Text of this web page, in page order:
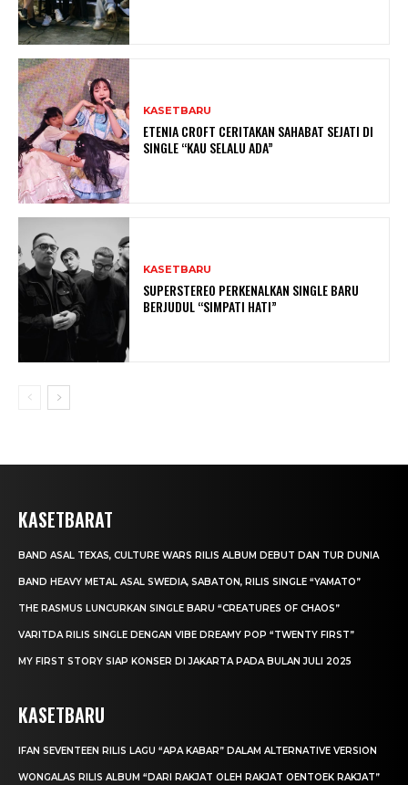
KASETBARU
ETENIA CROFT CERITAKAN SAHABAT SEJATI DI
SINGLE “KAU SELALU ADA”
KASETBARU
SUPERSTEREO PERKENALKAN SINGLE BARU
BERJUDUL “SIMPATI HATI”
KASETBARAT
BAND ASAL TEXAS, CULTURE WARS RILIS ALBUM DEBUT DAN TUR DUNIA
BAND HEAVY METAL ASAL SWEDIA, SABATON, RILIS SINGLE “YAMATO”
THE RASMUS LUNCURKAN SINGLE BARU “CREATURES OF CHAOS”
VARITDA RILIS SINGLE DENGAN VIBE DREAMY POP “TWENTY FIRST”
MY FIRST STORY SIAP KONSER DI JAKARTA PADA BULAN JULI 2025
KASETBARU
IFAN SEVENTEEN RILIS LAGU “APA KABAR” DALAM ALTERNATIVE VERSION
WONGALAS RILIS ALBUM “DARI RAKJAT OLEH RAKJAT OENTOEK RAKJAT”